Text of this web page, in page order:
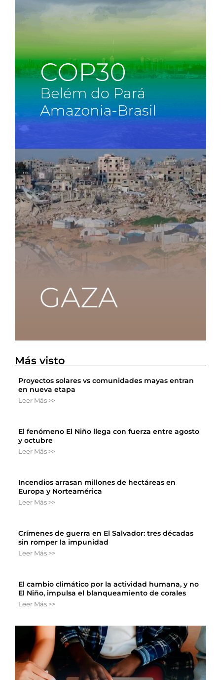
Más visto
Proyectos solares vs comunidades mayas entran
en nueva etapa
Leer Más >>
El fenómeno El Niño llega con fuerza entre agosto
y octubre
Leer Más >>
Incendios arrasan millones de hectáreas en
Europa y Norteamérica
Leer Más >>
Crímenes de guerra en El Salvador: tres décadas
sin romper la impunidad
Leer Más >>
El cambio climático por la actividad humana, y no
El Niño, impulsa el blanqueamiento de corales
Leer Más >>